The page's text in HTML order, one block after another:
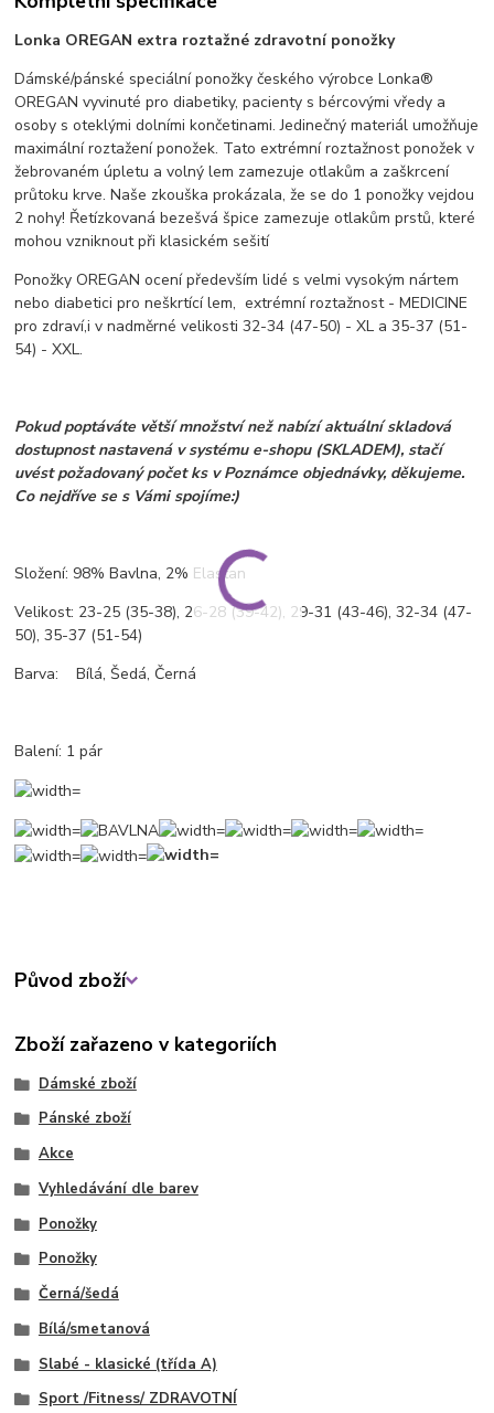
Lonka OREGAN extra roztažné zdravotní ponožky
Dámské/pánské speciální ponožky českého výrobce Lonka®
OREGAN vyvinuté pro diabetiky, pacienty s bércovými vředy a
osoby s oteklými dolními končetinami. Jedinečný materiál umožňuje
maximální roztažení ponožek. Tato extrémní roztažnost ponožek v
žebrovaném úpletu a volný lem zamezuje otlakům a zaškrcení
průtoku krve. Naše zkouška prokázala, že se do 1 ponožky vejdou
2 nohy! Řetízkovaná bezešvá špice zamezuje otlakům prstů, které
mohou vzniknout při klasickém sešití
Ponožky OREGAN ocení především lidé s velmi vysokým nártem
nebo diabetici pro neškrtící lem, extrémní roztažnost - MEDICINE
pro zdraví,i v nadměrné velikosti 32-34 (47-50) - XL a 35-37 (51-
54) - XXL.
Pokud poptáváte větší množství než nabízí aktuální skladová
dostupnost nastavená v systému e-shopu (SKLADEM), stačí
uvést požadovaný počet ks v Poznámce objednávky, děkujeme.
Co nejdříve se s Vámi spojíme:)
Složení: 98% Bavlna, 2% Elastan
Velikost: 23-25 (35-38), 26-28 (39-42), 29-31 (43-46), 32-34 (47-
50), 35-37 (51-54)
Barva: Bílá, Šedá, Černá
Balení: 1 pár
Původ zboží
Zboží zařazeno v kategoriích
Dámské zboží
Pánské zboží
Akce
Vyhledávání dle barev
Ponožky
Ponožky
Černá/šedá
Bílá/smetanová
Slabé - klasické (třída A)
Sport /Fitness/ ZDRAVOTNÍ